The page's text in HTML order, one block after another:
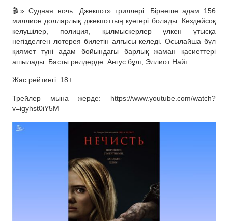
🎬» Судная ночь. Джекпот» триллері. Бірнеше адам 156
миллион долларлық джекпоттың куәгері болады. Кездейсоқ
келушілер, полиция, қылмыскерлер үлкен ұтысқа
негізделген лотерея билетін алғысы келеді. Осылайша бұл
қиямет түні адам бойындағы барлық жаман қасиеттері
ашылады. Басты рөлдерде: Ангус бұлт, Эллиот Найт.
Жас рейтингі: 18+
Трейлер мына жерде: https://www.youtube.com/watch?
v=igyhst0iY5M